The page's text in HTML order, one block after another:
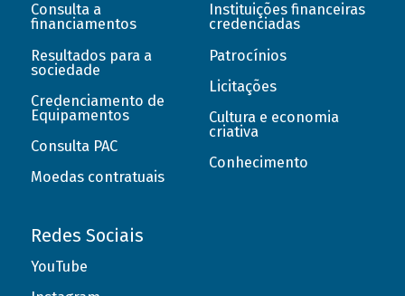
Consulta a
financiamentos
Resultados para a
sociedade
Credenciamento de
Equipamentos
Consulta PAC
Moedas contratuais
Instituições financeiras
credenciadas
Patrocínios
Licitações
Cultura e economia
criativa
Conhecimento
Redes Sociais
YouTube